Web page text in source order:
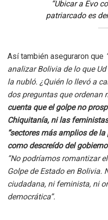
“Ubicar a Evo
patriarcado es
Así también aseguraron que
analizar Bolivia de lo que
la nubló. ¿Quién lo llevó a
dos preguntas que ordenan
cuenta que el golpe no
Chiquitanía, ni las
“sectores más amplios de
como descreído del gobierno
“No podríamos romantizar
Golpe de Estado en Bolivia.
ciudadana, ni feminista, ni
democrática”.